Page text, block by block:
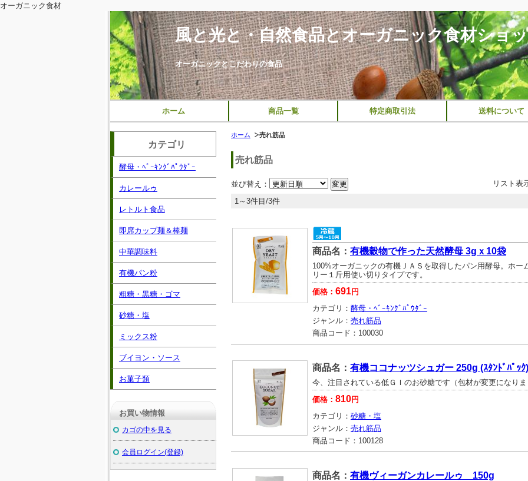
オーガニック食材
風と光と・自然食品とオーガニック食材ショ
オーガニックとこだわりの食品
ホーム 商品一覧 特定商取引法 送料について
ホーム 売れ筋品
売れ筋品
リスト表
並び替え：
1～3件目/3件
商品名： 有機穀物で作った天然酵母 3gｘ10袋
100%オーガニックの有機ＪＡＳを取得したパン用酵母。ホー
リー１斤用使い切りタイプです。
価格： 691円
カテゴリ： 酵母・ﾍﾞｰｷﾝｸﾞﾊﾟｳﾀﾞｰ
ジャンル： 売れ筋品
商品コード： 100030
商品名： 有機ココナッツシュガー 250g (ｽﾀﾝﾄﾞﾊﾟｯｸ)
今、注目されている低ＧＩのお砂糖です（包材が変更になりま
価格： 810円
カテゴリ： 砂糖・塩
ジャンル： 売れ筋品
商品コード： 100128
商品名： 有機ヴィーガンカレールゥ 150g
カテゴリ
酵母・ﾍﾞｰｷﾝｸﾞﾊﾟｳﾀﾞｰ
カレールゥ
レトルト食品
即席カップ麺＆棒麺
中華調味料
有機パン粉
粗糖・黒糖・ゴマ
砂糖・塩
ミックス粉
ブイヨン・ソース
お菓子類
お買い物情報
カゴの中を見る
会員ログイン(登録)